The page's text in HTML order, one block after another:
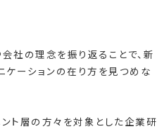
社の理念を振り返ることで、新
ケーションの在り方を見つめな
ト層の方々を対象とした企業研